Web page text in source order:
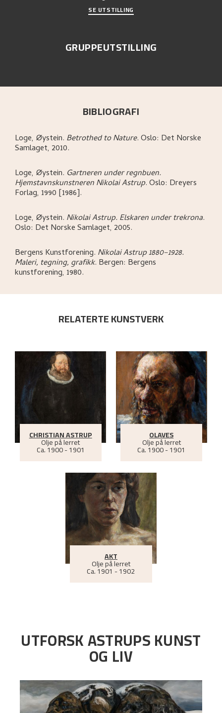
SE UTSTILLING
GRUPPEUTSTILLING
BIBLIOGRAFI
Loge, Øystein. Betrothed to Nature.Oslo: Det Norske
Samlaget, 2010.
Loge, Øystein. Gartneren under regnbuen.
Hjemstavnskunstneren Nikolai Astrup.Oslo: Dreyers
Forlag, 1990 [1986].
Loge, Øystein. Nikolai Astrup. Elskaren under trekrona.
Oslo: Det Norske Samlaget, 2005.
Bergens Kunstforening. Nikolai Astrup 1880–1928.
Maleri, tegning, grafikk. Bergen: Bergens
kunstforening, 1980.
RELATERTE KUNSTVERK
CHRISTIAN ASTRUP
Olje på lerret
Ca.1900 - 1901
OLAVES
Olje på lerret
Ca.1900 - 1901
AKT
Olje på lerret
Ca.1901 - 1902
UTFORSK ASTRUPS KUNST
OG LIV